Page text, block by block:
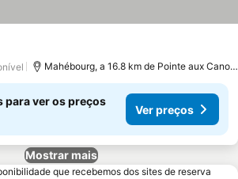
Mahébourg, a 16.8 km de Pointe aux Canonniers
para ver os preços
Ver preços
Mostrar mais
que recebemos dos sites de reserva